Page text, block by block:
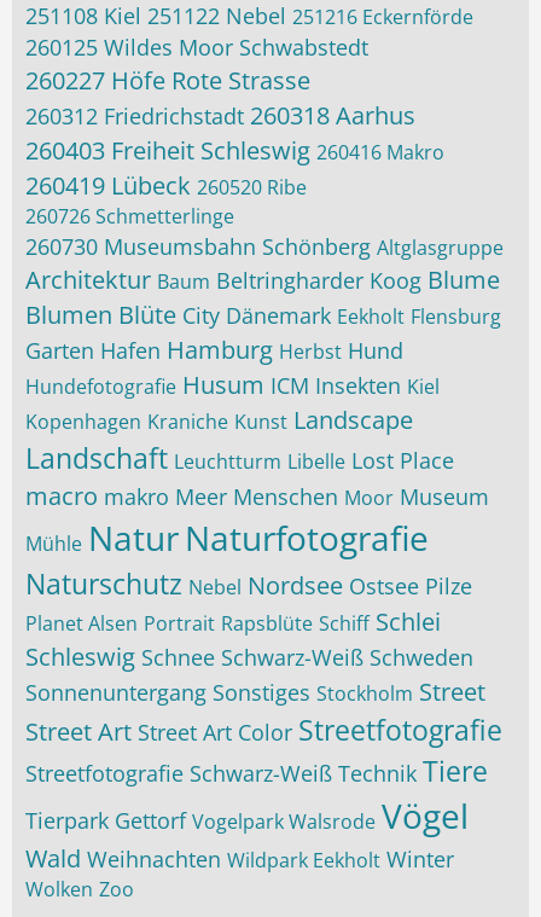
251108 Kiel 251122 Nebel 251216 Eckernförde
260125 Wildes Moor Schwabstedt
260227 Höfe Rote Strasse
260312 Friedrichstadt 260318 Aarhus
260403 Freiheit Schleswig 260416 Makro
260419 Lübeck 260520 Ribe
260726 Schmetterlinge
260730 Museumsbahn Schönberg Altglasgruppe
Architektur Baum Beltringharder Koog Blume
Blumen Blüte City Dänemark Eekholt Flensburg
Garten Hafen Hamburg Herbst Hund
Hundefotografie Husum ICM Insekten Kiel
Kopenhagen Kraniche Kunst Landscape
Landschaft Leuchtturm Libelle Lost Place
macro makro Meer Menschen Moor Museum
Mühle NaturNaturfotografie
Naturschutz Nebel Nordsee Ostsee Pilze
Planet Alsen Portrait Rapsblüte Schiff Schlei
Schleswig Schnee Schwarz-Weiß Schweden
Sonnenuntergang Sonstiges Stockholm Street
Street Art Street Art Color Streetfotografie
Streetfotografie Schwarz-Weiß Technik Tiere
Tierpark Gettorf Vogelpark Walsrode Vögel
Wald Weihnachten Wildpark Eekholt Winter
Wolken Zoo